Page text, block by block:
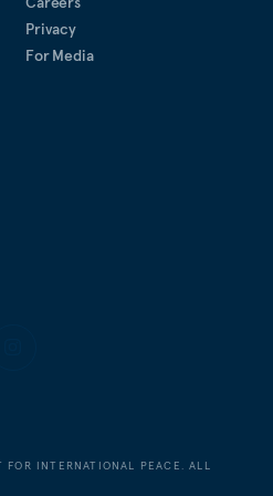
Privacy
For Media
FOR INTERNATIONAL PEACE. ALL